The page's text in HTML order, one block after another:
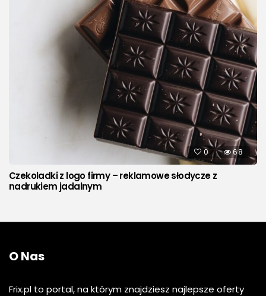
0 68
Czekoladki z logo firmy – reklamowe słodycze z
nadrukiem jadalnym
O Nas
Frix.pl to portal, na którym znajdziesz najlepsze oferty